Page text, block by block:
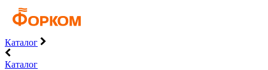
Каталог
Каталог